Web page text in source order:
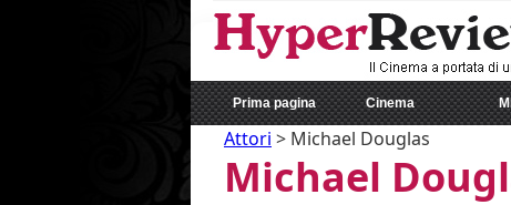
Prima pagina Cinema
Attori > Michael Douglas
Michael